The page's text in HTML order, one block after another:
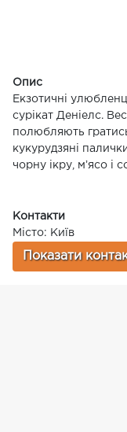
Опис
Екзотичні
сурікат Деніелс.
полюбляють
кукурудзяні
чорну ікру, мʼясо і
Контакти
Місто: Київ
Показати